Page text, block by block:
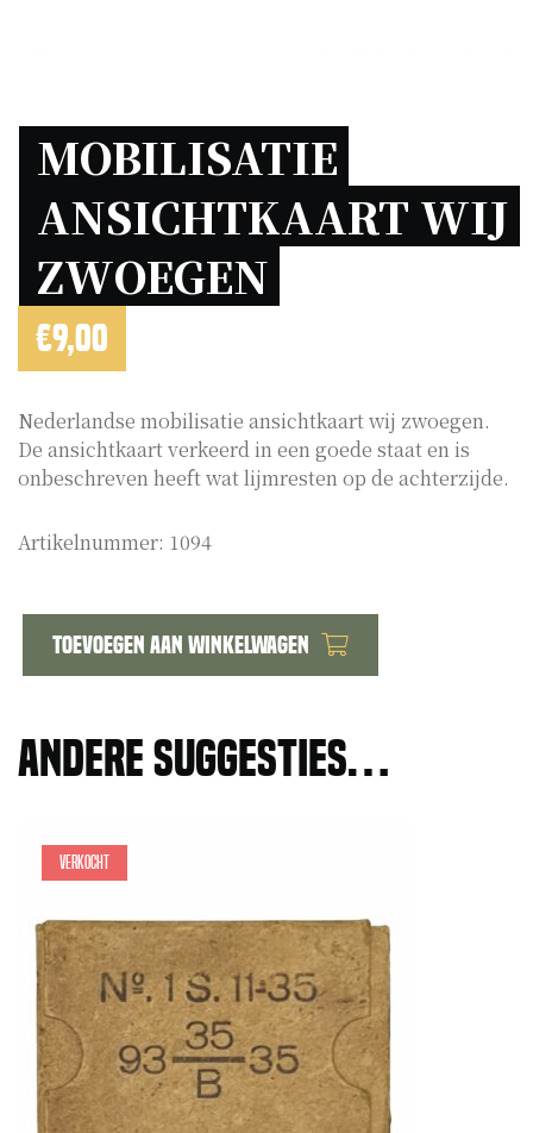
MOBILISATIE
ANSICHTKAART WIJ
ZWOEGEN
€9,00
Nederlandse mobilisatie ansichtkaart wij zwoegen.
De ansichtkaart verkeerd in een goede staat en is
onbeschreven heeft wat lijmresten op de achterzijde.
Artikelnummer: 1094
zwoegen
aantal
Toevoegen aan winkelwagen
Andere suggesties…
Verkocht